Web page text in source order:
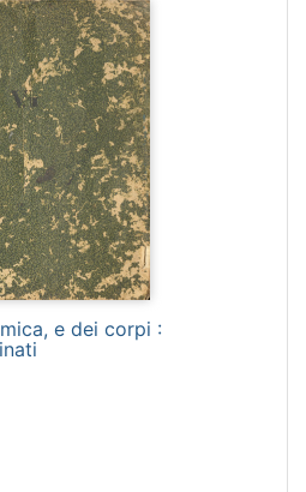
e dei corpi :